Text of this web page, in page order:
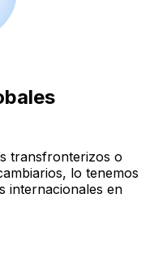
transfronterizos o
lo tenemos
internacionales en